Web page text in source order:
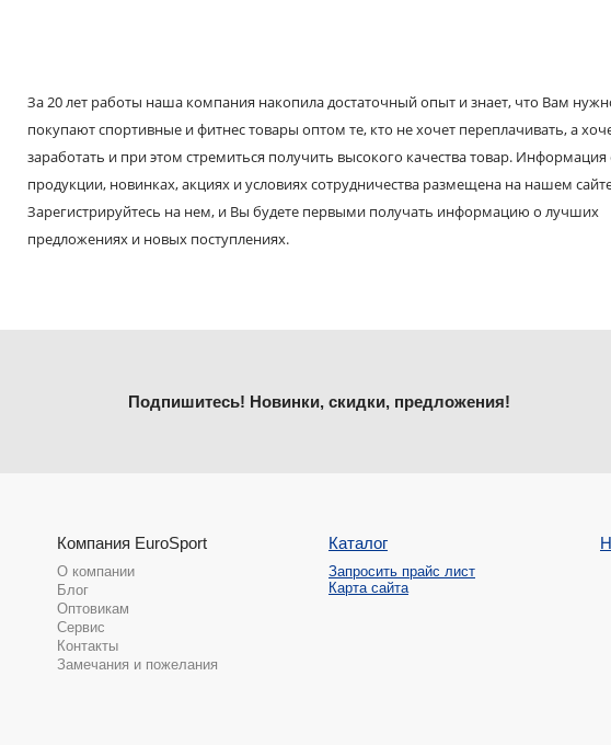
За 20 лет работы наша компания накопила достаточный опыт и знает, что Вам
покупают спортивные и фитнес товары оптом те, кто не хочет переплачивать, а
заработать и при этом стремиться получить высокого качества товар. Информация
продукции, новинках, акциях и условиях сотрудничества размещена на нашем
Зарегистрируйтесь на нем, и Вы будете первыми получать информацию о лучших
предложениях и новых поступлениях.
Подпишитесь! Новинки, скидки, предложения!
Компания EuroSport
О компании
Блог
Оптовикам
Сервис
Контакты
Замечания и пожелания
Каталог
Запросить прайс лист
Карта сайта